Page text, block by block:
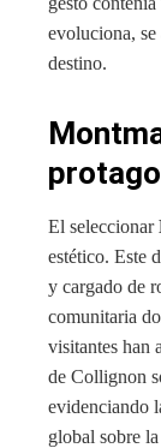
evoluciona,
destino.
El seleccionar
estético. Este
y cargado de
comunitaria
visitantes han
de Collignon
evidenciando
global sobre